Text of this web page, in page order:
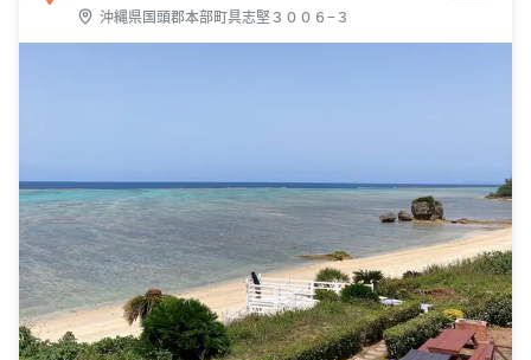
沖縄県国頭郡本部町具志堅３００６−３